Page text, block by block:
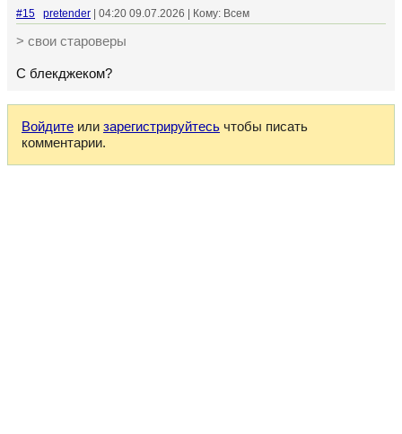
#15 pretender | 04:20 09.07.2026 | Кому: Всем
> свои староверы
С блекджеком?
Войдите или зарегистрируйтесь чтобы писать
комментарии.